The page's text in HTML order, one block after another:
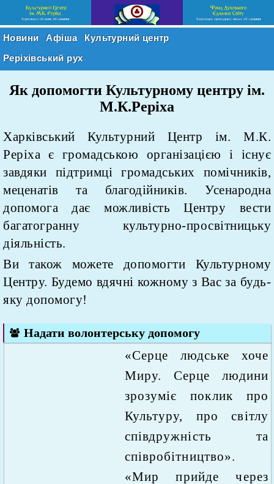
Новини Афіша
Культурний центр
Реріхівський рух
Як допомогти Культурному центру ім.
М.К.Реріха
Харківський Культурний Центр ім. М.К.
Реріха є громадською організацією і існує
завдяки підтримці громадських помічників,
меценатів та благодійників. Усенародна
допомога дає можливість Центру вести
багатогранну культурно-просвітницьку
діяльність.
Ви також можете допомогти Культурному
Центру. Будемо вдячні кожному з Вас за будь-
яку допомогу!
Надати волонтерську допомогу
«Серце людське хоче
Миру. Серце людини
зрозуміє поклик про
Культуру, про світлу
співдружність та
співробітництво».
«Мир прийде через